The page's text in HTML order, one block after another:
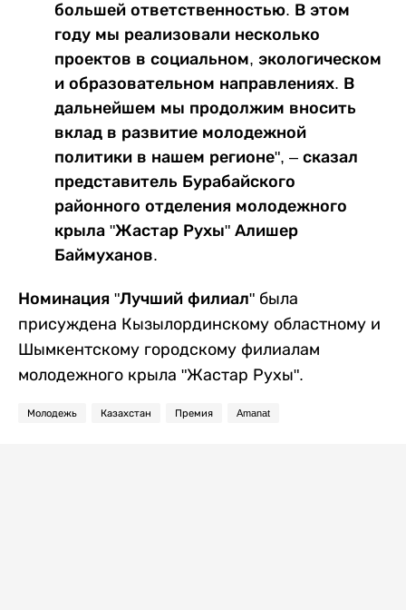
большей ответственностью. В этом
году мы реализовали несколько
проектов в социальном, экологическом
и образовательном направлениях. В
дальнейшем мы продолжим вносить
вклад в развитие молодежной
политики в нашем регионе", – сказал
представитель Бурабайского
районного отделения молодежного
крыла "Жастар Рухы" Алишер
Баймуханов.
Номинация "Лучший филиал" была
присуждена Кызылординскому областному и
Шымкентскому городскому филиалам
молодежного крыла "Жастар Рухы".
Молодежь Казахстан Премия Amanat